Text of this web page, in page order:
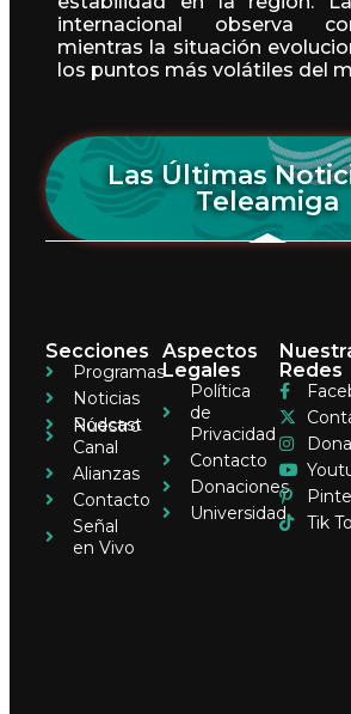
internacional observa
mientras la situación
los puntos más volátiles del
Las Últimas
Teleamiga
Secciones
Programas
Noticias
Pódcast
Nuestro
Canal
Alianzas
Contacto
Señal
en Vivo
Aspectos
Legales
Política
de
Privacidad
Contacto
Donaciones
Universidad
Redes
Tik